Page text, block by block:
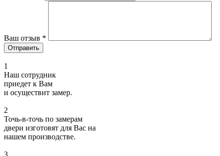
Ваш отзыв *
1
Наш сотрудник
приедет к Вам
и осуществит замер.
2
Точь-в-точь по замерам
двери изготовят для Вас на
нашем производстве.
3